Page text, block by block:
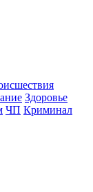
Здоровье
ЧП Криминал